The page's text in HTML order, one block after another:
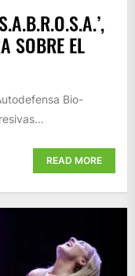
SOBRE EL
Bio-
READ MORE